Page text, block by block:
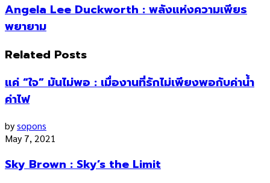
Angela Lee Duckworth : พลังแห่งความเพียร
พยายาม
Related Posts
แค่ “ใจ” มันไม่พอ : เมื่องานที่รักไม่เพียงพอกับค่าน้ำ
ค่าไฟ
bysopons
May 7, 2021
Sky Brown : Sky’s the Limit